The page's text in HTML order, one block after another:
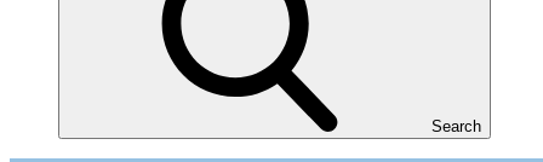
Search